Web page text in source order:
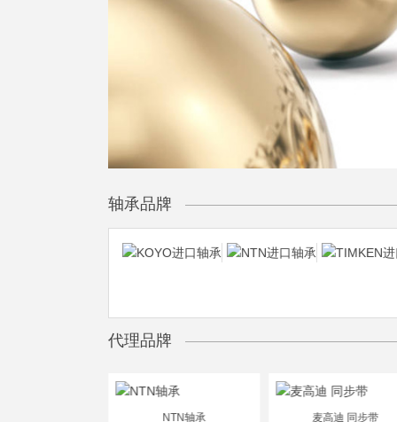
轴承品牌
代理品牌
NTN轴承 麦高迪 同步带
81122 NJ1011EC